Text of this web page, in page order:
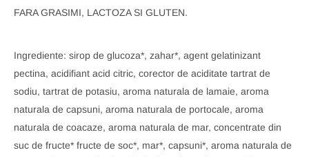
FARA GRASIMI, LACTOZA SI GLUTEN.
Ingrediente: sirop de glucoza*, zahar*, agent gelatinizant
pectina, acidifiant acid citric, corector de aciditate tartrat de
sodiu, tartrat de potasiu, aroma naturala de lamaie, aroma
naturala de capsuni, aroma naturala de portocale, aroma
naturala de coacaze, aroma naturala de mar, concentrate din
suc de fructe* fructe de soc*, mar*, capsuni*, aroma naturala de